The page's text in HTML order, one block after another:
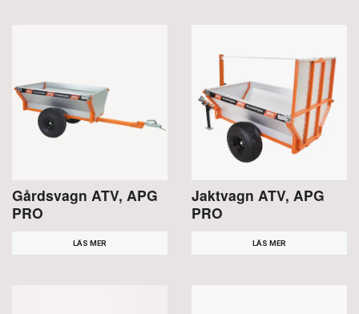
Gårdsvagn ATV, APG
PRO
LÄS MER
Jaktvagn ATV, APG
PRO
LÄS MER